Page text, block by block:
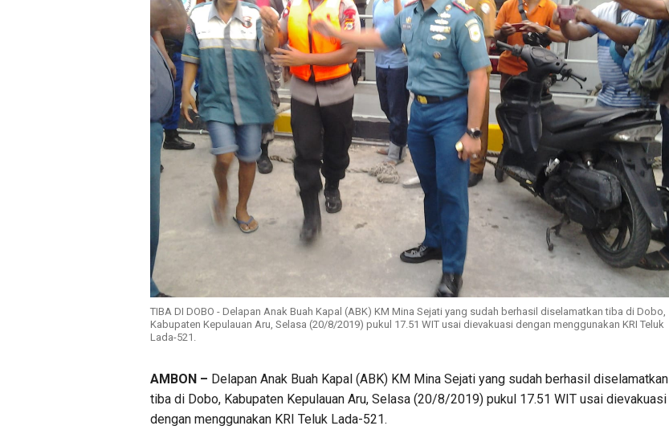
TIBA DI DOBO - Delapan Anak Buah Kapal (ABK) KM Mina Sejati yang sudah berhasil diselamatkan tiba di Dobo,
Kabupaten Kepulauan Aru, Selasa (20/8/2019) pukul 17.51 WIT usai dievakuasi dengan menggunakan KRI Teluk
Lada-521.
AMBON – Delapan Anak Buah Kapal (ABK) KM Mina Sejati yang sudah berhasil diselamatkan
tiba di Dobo, Kabupaten Kepulauan Aru, Selasa (20/8/2019) pukul 17.51 WIT usai dievakuasi
dengan menggunakan KRI Teluk Lada-521.